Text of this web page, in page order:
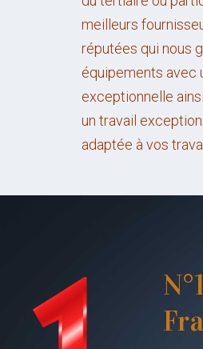
meilleurs
réputées qui nous
équipements avec
exceptionnelle ainsi
un travail
adaptée à vos